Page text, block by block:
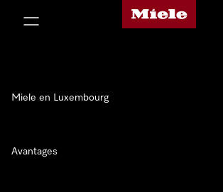
Page d'accueil de Miele
Miele en Luxembourg
Avantages